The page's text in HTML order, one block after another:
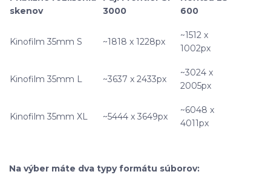
skenov
3000
600
Kinofilm 35mm S ~1818 x 1228px
~1512 x
1002px
Kinofilm 35mm L ~3637 x 2433px
~3024 x
2005px
Kinofilm 35mm XL ~5444 x 3649px
~6048 x
4011px
Na výber máte dva typy formátu súborov: